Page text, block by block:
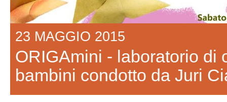
23 MAGGIO 2015
ORIGAmini - laboratorio di
bambini condotto da Juri